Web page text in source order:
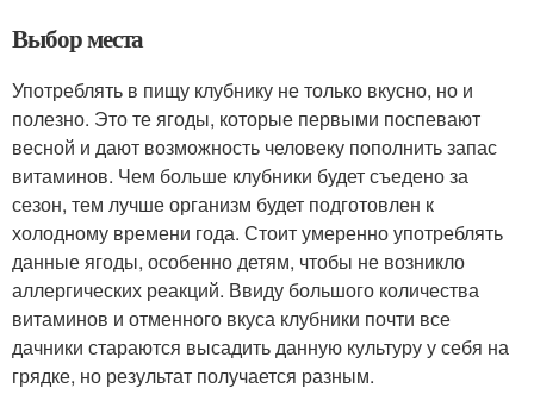
Выбор места
Употреблять в пищу клубнику не только вкусно, но и
полезно. Это те ягоды, которые первыми поспевают
весной и дают возможность человеку пополнить запас
витаминов. Чем больше клубники будет съедено за
сезон, тем лучше организм будет подготовлен к
холодному времени года. Стоит умеренно употреблять
данные ягоды, особенно детям, чтобы не возникло
аллергических реакций. Ввиду большого количества
витаминов и отменного вкуса клубники почти все
дачники стараются высадить данную культуру у себя на
грядке, но результат получается разным.